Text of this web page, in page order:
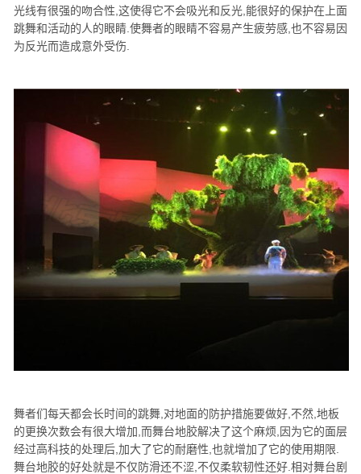
光线有很强的吻合性,这使得它不会吸光和反光,能很好的保护在上面
跳舞和活动的人的眼睛.使舞者的眼睛不容易产生疲劳感,也不容易因
为反光而造成意外受伤.
舞者们每天都会长时间的跳舞,对地面的防护措施要做好,不然,地板
的更换次数会有很大增加,而舞台地胶解决了这个麻烦,因为它的面层
经过高科技的处理后,加大了它的耐磨性,也就增加了它的使用期限.
舞台地胶的好处就是不仅防滑还不涩,不仅柔软韧性还好.相对舞台剧